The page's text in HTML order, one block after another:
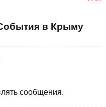
в Крыму
сообщения.